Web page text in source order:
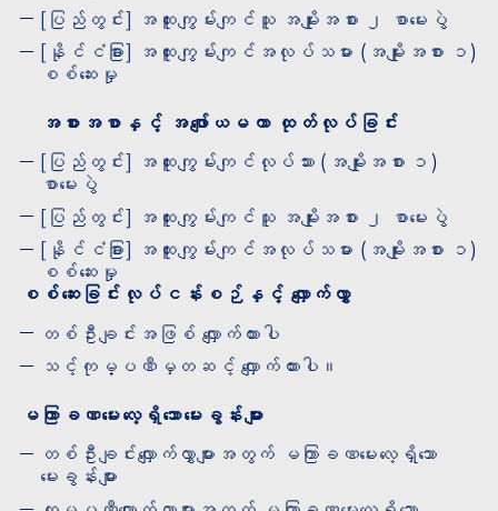
[ပြည်တွင်း] အထူးကျွမ်းကျင်သူ အမျိုးအစား ၂ စာမေးပွဲ
[နိုင်ငံခြား] အထူးကျွမ်းကျင်အလုပ်သမား (အမျိုးအစား ၁)
စစ်ဆေးမှု
အစားအစာနှင့် အဖျော်ယမကာ ထုတ်လုပ်ခြင်း
[ပြည်တွင်း] အထူးကျွမ်းကျင်လုပ်သား (အမျိုးအစား ၁)
စာမေးပွဲ
[ပြည်တွင်း] အထူးကျွမ်းကျင်သူ အမျိုးအစား ၂ စာမေးပွဲ
[နိုင်ငံခြား] အထူးကျွမ်းကျင်အလုပ်သမား (အမျိုးအစား ၁)
စစ်ဆေးမှု
စစ်ဆေးခြင်းလုပ်ငန်းစဉ်နှင့် လျှောက်လွှာ
တစ်ဦးချင်းအဖြစ် လျှောက်ထားပါ
သင့်ကုမ္ပဏီမှတဆင့် လျှောက်ထားပါ။
မကြာခဏမေးလေ့ရှိသောမေးခွန်းများ
တစ်ဦးချင်းလျှောက်လွှာများအတွက် မကြာခဏမေးလေ့ရှိသော
မေးခွန်းများ